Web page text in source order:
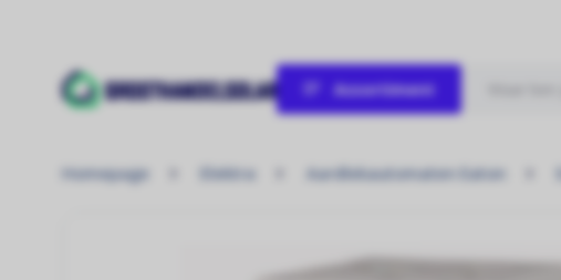
Assortiment
Homepage Elektra Aardlekautomaten Eaton